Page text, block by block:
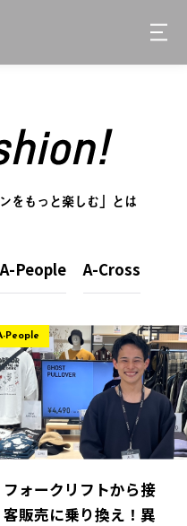
をもっと楽しむ」とは
A-People A-Cross
フォークリフトから接
客販売に乗り換え！異
People